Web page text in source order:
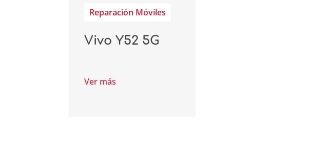
Reparación Móviles
Vivo Y52 5G
Ver más